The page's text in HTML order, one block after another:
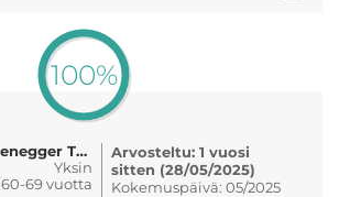
100%
arvioijalta Emmenegger Thomas
Yksin
60-69 vuotta
Arvosteltu: 1 vuosi
sitten (28/05/2025)
Kokemuspäivä: 05/2025